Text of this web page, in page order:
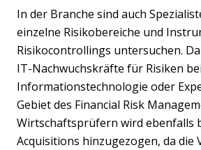
In der Branche sind auch
einzelne Risikobereiche und
Risikocontrollings untersuchen.
IT-Nachwuchskräfte für Risiken
Informationstechnologie oder
Gebiet des Financial Risk
Wirtschaftsprüfern wird ebenfalls
Acquisitions hinzugezogen, da die